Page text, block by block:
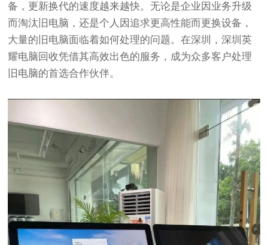
备，更新换代的速度越来越快。无论是企业因业务升级
而淘汰旧电脑，还是个人因追求更高性能而更换设备，
大量的旧电脑面临着如何处理的问题。在深圳，深圳英
耀电脑回收凭借其高效出色的服务，成为众多客户处理
旧电脑的首选合作伙伴。